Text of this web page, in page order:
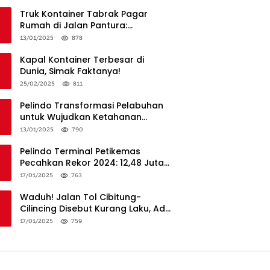
Truk Kontainer Tabrak Pagar
Rumah di Jalan Pantura:
Kronologi dan Langkah
13/01/2025 878
Kapal Kontainer Terbesar di
Dunia, Simak Faktanya!
25/02/2025 811
Pelindo Transformasi Pelabuhan
untuk Wujudkan Ketahanan
Logistik dan Daya Saing Global
13/01/2025 790
Pelindo Terminal Petikemas
Pecahkan Rekor 2024: 12,48 Juta
TEUs, Bukti Keunggulan Logistik
17/01/2025 763
Waduh! Jalan Tol Cibitung-
Cilincing Disebut Kurang Laku, Ada
Apa?
17/01/2025 759